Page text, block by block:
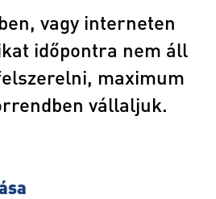
vagy interneten
időpontra nem áll
maximum
vállaljuk.